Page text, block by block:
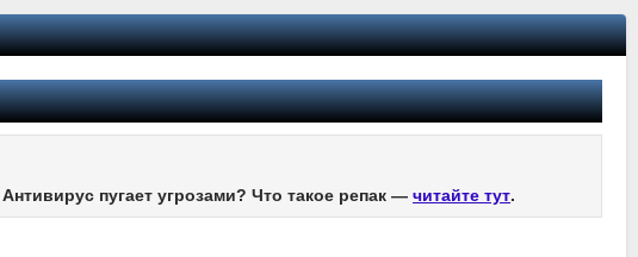
пугает угрозами? Что такое репак — читайте тут.